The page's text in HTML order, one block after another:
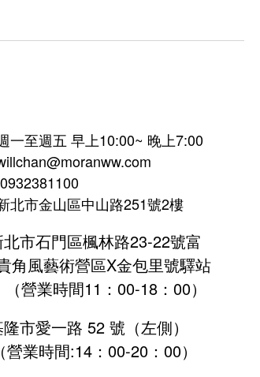
一至週五 早上10:00~ 晚上7:00
北市金山區中山路251號2樓
市石門區楓林路23-22號富
術營區X金包里號驛站
間11：00-18：00）
市愛一路 52 號（左側）
時間:14：00-20：00）